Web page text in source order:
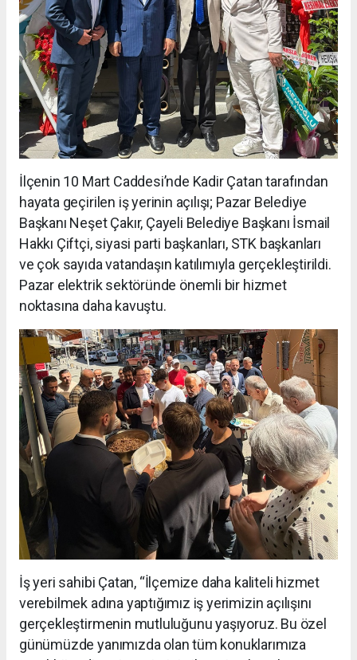
İlçenin 10 Mart Caddesi’nde Kadir Çatan tarafından
hayata geçirilen iş yerinin açılışı; Pazar Belediye
Başkanı Neşet Çakır, Çayeli Belediye Başkanı İsmail
Hakkı Çiftçi, siyasi parti başkanları, STK başkanları
ve çok sayıda vatandaşın katılımıyla gerçekleştirildi.
Pazar elektrik sektöründe önemli bir hizmet
noktasına daha kavuştu.
İş yeri sahibi Çatan, “İlçemize daha kaliteli hizmet
verebilmek adına yaptığımız iş yerimizin açılışını
gerçekleştirmenin mutluluğunu yaşıyoruz. Bu özel
günümüzde yanımızda olan tüm konuklarımıza